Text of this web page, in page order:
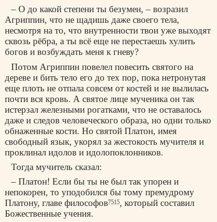
– О до какой степени ты безумен, – возразил
Агриппин, что не щадишь даже своего тела,
несмотря на то, что внутренности твои уже выходят
сквозь рёбра, а ты всё еще не перестаешь хулить
богов и возбуждать меня к гневу?
Потом Агриппин повелел повесить святого на
дереве и бить тело его до тех пор, пока нетронутая
еще плоть не отпала совсем от костей и не вылилась
почти вся кровь. А святое лице мученика он так
истерзал железными рогатками, что не оставалось
даже и следов человеческого образа, но одни только
обнаженные кости. Но святой Платон, имея
свободный язык, укорял за жестокость мучителя и
проклинал идолов и идолопоклонников.
Тогда мучитель сказал:
– Платон! Если бы ты не был так упорен и
непокорен, то уподобился бы тому премудрому
Платону, главе философов7515, который составил
Божественные учения.